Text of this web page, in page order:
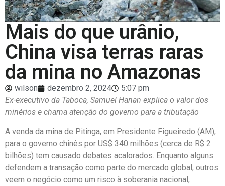
Mais do que urânio,
China visa terras raras
da mina no Amazonas
wilson dezembro 2, 2024
5:07 pm
Ex-executivo da Taboca, Samuel Hanan explica o valor dos
minérios e chama atenção do governo para a tributação
A venda da mina de Pitinga, em Presidente Figueiredo (AM),
para o governo chinês por US$ 340 milhões (cerca de R$ 2
bilhões) tem causado debates acalorados. Enquanto alguns
defendem a transação como parte do mercado global, outros
veem o negócio como um risco à soberania nacional,